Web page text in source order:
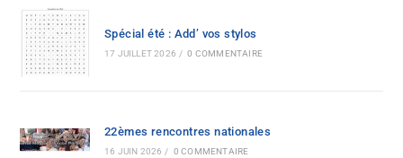
Spécial été : Add’ vos stylos
17 JUILLET 2026 / 0 COMMENTAIRE
22èmes rencontres nationales
16 JUIN 2026 / 0 COMMENTAIRE